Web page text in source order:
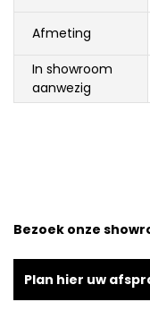
Afmeting
In showroom
aanwezig
Bezoek onze
Plan hier uw